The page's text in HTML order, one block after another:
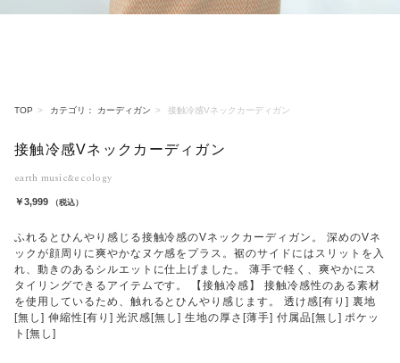
TOP カテゴリ： カーディガン 接触冷感Vネックカーディガン
接触冷感Vネックカーディガン
earth music&ecology
￥3,999 （税込）
ふれるとひんやり感じる接触冷感のVネックカーディガン。 深めのVネ
ックが顔周りに爽やかなヌケ感をプラス。裾のサイドにはスリットを入
れ、動きのあるシルエットに仕上げました。 薄手で軽く、爽やかにス
タイリングできるアイテムです。 【接触冷感】 接触冷感性のある素材
を使用しているため、触れるとひんやり感じます。 透け感[有り] 裏地
[無し] 伸縮性[有り] 光沢感[無し] 生地の厚さ[薄手] 付属品[無し] ポケッ
ト[無し]